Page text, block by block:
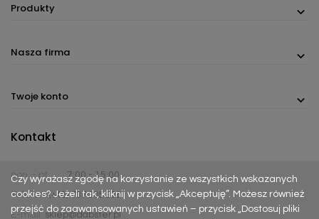
Produkty
Nasza firma
Twoje konto
Czy wyrażasz zgodę na korzystanie ze wszystkich wskazanych
cookies? Jeżeli tak, kliknij w przycisk „Akceptuję”. Możesz również
przejść do zaawansowanych ustawień – przycisk „Dostosuj pliki
Kontakt
pon. - pt.
7:00 - 15:00
Telefon:(+48) 737 305 306
E-mail: sklep@dabster.pl